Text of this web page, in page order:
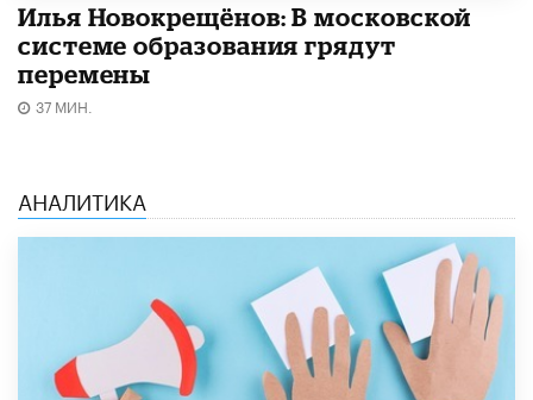
Илья Новокрещёнов: В московской
системе образования грядут
перемены
37 МИН.
АНАЛИТИКА